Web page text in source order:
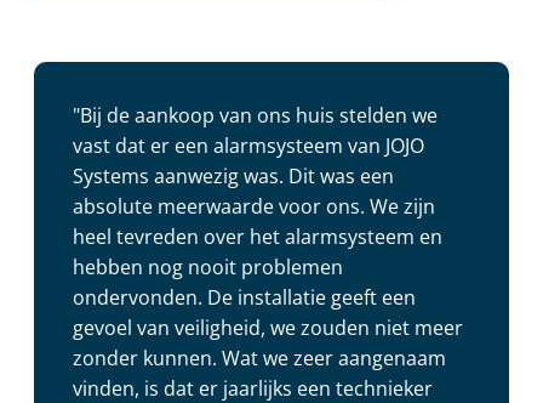
"Bij de aankoop van ons huis stelden we
vast dat er een alarmsysteem van JOJO
Systems aanwezig was. Dit was een
absolute meerwaarde voor ons. We zijn
heel tevreden over het alarmsysteem en
hebben nog nooit problemen
ondervonden. De installatie geeft een
gevoel van veiligheid, we zouden niet meer
zonder kunnen. Wat we zeer aangenaam
vinden, is dat er jaarlijks een technieker